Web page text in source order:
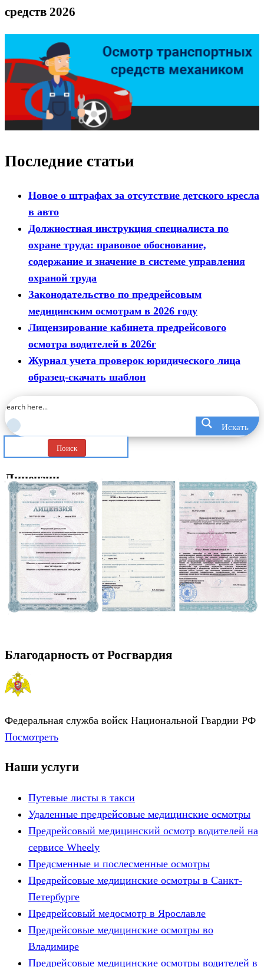
средств 2026
Последние статьи
Новое о штрафах за отсутствие детского кресла
в авто
Должностная инструкция специалиста по
охране труда: правовое обоснование,
содержание и значение в системе управления
охраной труда
Законодательство по предрейсовым
медицинским осмотрам в 2026 году
Лицензирование кабинета предрейсового
осмотра водителей в 2026г
Журнал учета проверок юридического лица
образец-скачать шаблон
Искать
Поиск
Лицензии
Благодарность от Росгвардия
Федеральная служба войск Национальной Гвардии РФ
Посмотреть
Наши услуги
Путевые листы в такси
Удаленные предрейсовые медицинские осмотры
Предрейсовый медицинский осмотр водителей на
сервисе Wheely
Предсменные и послесменные осмотры
Предрейсовые медицинские осмотры в Санкт-
Петербурге
Предрейсовый медосмотр в Ярославле
Предрейсовые медицинские осмотры во
Владимире
Предрейсовые медицинские осмотры водителей в